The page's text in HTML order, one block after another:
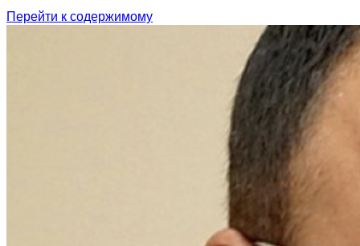
Перейти к содержимому